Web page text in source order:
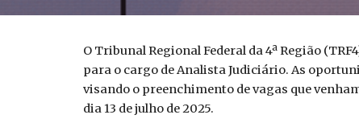
O Tribunal Regional Federal da 4ª Região
para o cargo de Analista Judiciário. As
visando o preenchimento de vagas que
dia 13 de julho de 2025.